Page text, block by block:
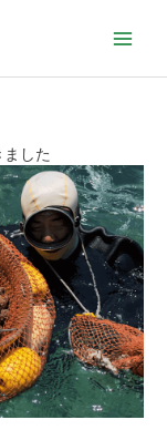
した